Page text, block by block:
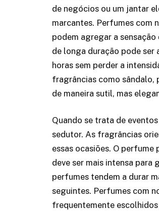
de negócios ou um jantar
marcantes. Perfumes com
podem agregar a
de longa duração pode ser
horas sem perder a
fragrâncias como sândalo,
de maneira sutil, mas
Quando se trata de
sedutor. As fragrâncias
essas ocasiões. O
deve ser mais intensa para
perfumes tendem a durar
seguintes. Perfumes com
frequentemente escolhidos